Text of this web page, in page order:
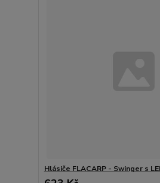
Hlásiče FLACARP - Swinger s